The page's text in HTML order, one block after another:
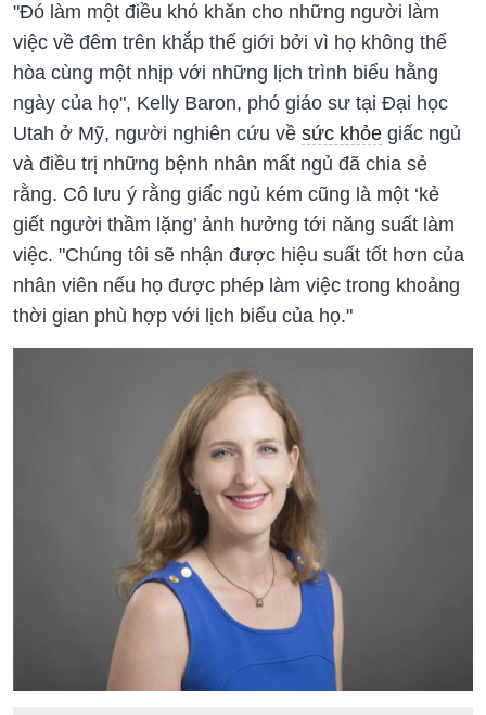
"Đó làm một điều khó khăn cho những người làm
việc về đêm trên khắp thế giới bởi vì họ không thể
hòa cùng một nhịp với những lịch trình biểu hằng
ngày của họ", Kelly Baron, phó giáo sư tại Đại học
Utah ở Mỹ, người nghiên cứu về sức khỏe giấc ngủ
và điều trị những bệnh nhân mất ngủ đã chia sẻ
rằng. Cô lưu ý rằng giấc ngủ kém cũng là một ‘kẻ
giết người thầm lặng’ ảnh hưởng tới năng suất làm
việc. "Chúng tôi sẽ nhận được hiệu suất tốt hơn của
nhân viên nếu họ được phép làm việc trong khoảng
thời gian phù hợp với lịch biểu của họ."